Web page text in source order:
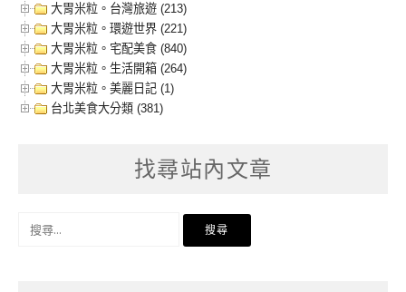
大胃米粒。台灣旅遊 (213)
大胃米粒。環遊世界 (221)
大胃米粒。宅配美食 (840)
大胃米粒。生活開箱 (264)
大胃米粒。美麗日記 (1)
台北美食大分類 (381)
找尋站內文章